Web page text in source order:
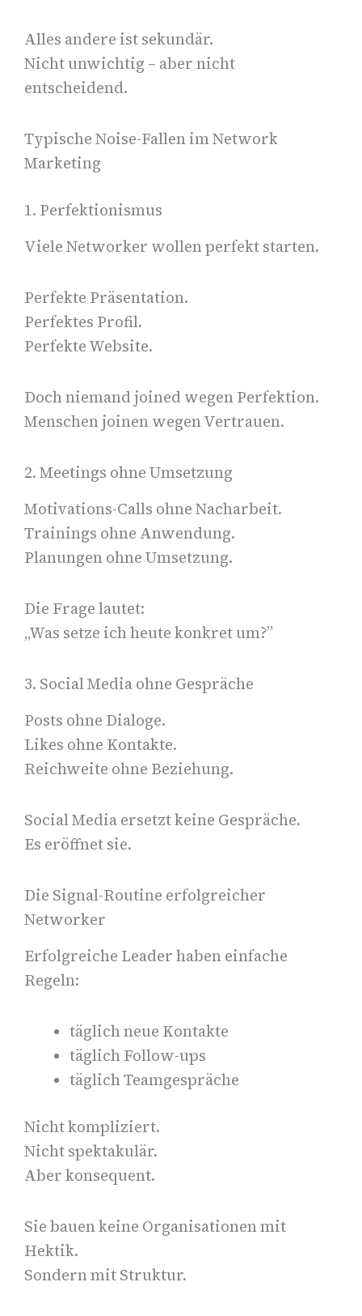
Alles andere ist sekundär.
Nicht unwichtig – aber nicht
entscheidend.
Typische Noise-Fallen im Network
Marketing
1. Perfektionismus
Viele Networker wollen perfekt starten.
Perfekte Präsentation.
Perfektes Profil.
Perfekte Website.
Doch niemand joined wegen Perfektion.
Menschen joinen wegen Vertrauen.
2. Meetings ohne Umsetzung
Motivations-Calls ohne Nacharbeit.
Trainings ohne Anwendung.
Planungen ohne Umsetzung.
Die Frage lautet:
„Was setze ich heute konkret um?”
3. Social Media ohne Gespräche
Posts ohne Dialoge.
Likes ohne Kontakte.
Reichweite ohne Beziehung.
Social Media ersetzt keine Gespräche.
Es eröffnet sie.
Die Signal-Routine erfolgreicher
Networker
Erfolgreiche Leader haben einfache
Regeln:
täglich neue Kontakte
täglich Follow-ups
täglich Teamgespräche
Nicht kompliziert.
Nicht spektakulär.
Aber konsequent.
Sie bauen keine Organisationen mit
Hektik.
Sondern mit Struktur.